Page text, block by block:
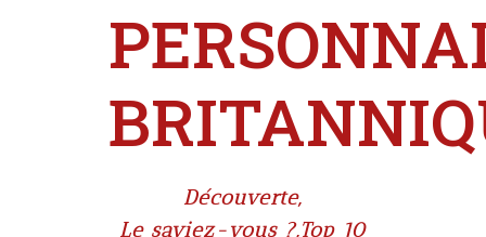
Découverte,
Le saviez-vous ?,Top 10